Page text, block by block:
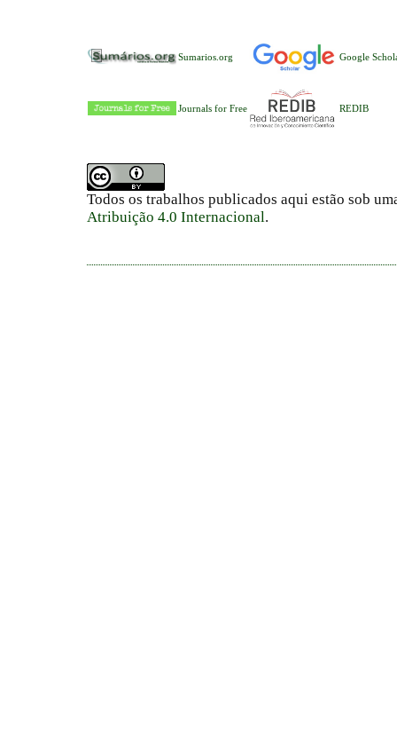
Sumarios.org Google
Journals for Free REDIB
Todos os trabalhos publicados aqui estão sob
Atribuição 4.0 Internacional.